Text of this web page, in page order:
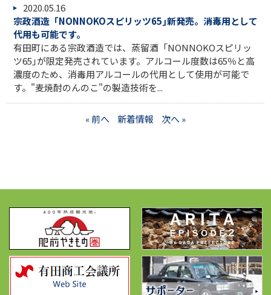
2020.05.16
宗政酒造「NONNOKOスピリッツ65｣新発売。消毒用として
代用も可能です。
有田町にある宗政酒造では、蒸留酒「NONNOKOスピリッ
ツ65｣が限定発売されています。アルコール度数は65％と高
濃度のため、消毒用アルコールの代用として使用が可能で
す。"麦焼酎のんのこ"の製造技術を...
« 前へ 新着情報 次へ »